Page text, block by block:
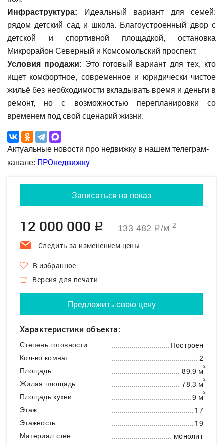
Инфраструктура: Идеальный вариант для семей:
рядом детский сад и школа. Благоустроенный двор с
детской и спортивной площадкой, остановка
Микрорайон Северный и Комсомольский проспект.
Условия продажи: Это готовый вариант для тех, кто
ищет комфортное, современное и юридически чистое
жильё без необходимости вкладывать время и деньги в
ремонт, но с возможностью перепланировки со
временем под свой сценарий жизни.
Актуальные новости про недвижку в нашем телеграм-
канале: ПРОнедвижку
Записаться на показ
12 000 000 q 133 482 q/м 2
Следить за изменением цены
В избранное
Версия для печати
Предложить свою цену
Характеристики объекта:
Степень готовности: Построен
Кол-во комнат: 2
Площадь: 89.9 м2
Жилая площадь: 78.3 м2
Площадь кухни: 9 м2
Этаж : 17
Этажность: 19
Материал стен: монолит